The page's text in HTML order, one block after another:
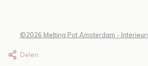
©2026 Melting Pot Amsterdam -
Delen